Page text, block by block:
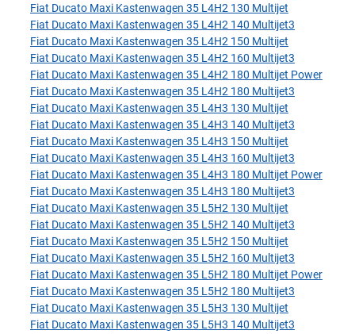
Fiat Ducato Maxi Kastenwagen 35 L4H2 130 Multijet
Fiat Ducato Maxi Kastenwagen 35 L4H2 140 Multijet3
Fiat Ducato Maxi Kastenwagen 35 L4H2 150 Multijet
Fiat Ducato Maxi Kastenwagen 35 L4H2 160 Multijet3
Fiat Ducato Maxi Kastenwagen 35 L4H2 180 Multijet Power
Fiat Ducato Maxi Kastenwagen 35 L4H2 180 Multijet3
Fiat Ducato Maxi Kastenwagen 35 L4H3 130 Multijet
Fiat Ducato Maxi Kastenwagen 35 L4H3 140 Multijet3
Fiat Ducato Maxi Kastenwagen 35 L4H3 150 Multijet
Fiat Ducato Maxi Kastenwagen 35 L4H3 160 Multijet3
Fiat Ducato Maxi Kastenwagen 35 L4H3 180 Multijet Power
Fiat Ducato Maxi Kastenwagen 35 L4H3 180 Multijet3
Fiat Ducato Maxi Kastenwagen 35 L5H2 130 Multijet
Fiat Ducato Maxi Kastenwagen 35 L5H2 140 Multijet3
Fiat Ducato Maxi Kastenwagen 35 L5H2 150 Multijet
Fiat Ducato Maxi Kastenwagen 35 L5H2 160 Multijet3
Fiat Ducato Maxi Kastenwagen 35 L5H2 180 Multijet Power
Fiat Ducato Maxi Kastenwagen 35 L5H2 180 Multijet3
Fiat Ducato Maxi Kastenwagen 35 L5H3 130 Multijet
Fiat Ducato Maxi Kastenwagen 35 L5H3 140 Multijet3